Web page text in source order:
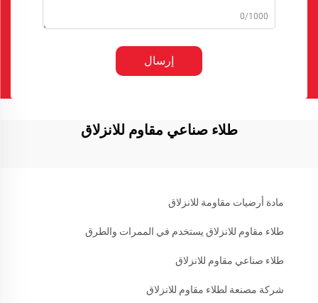
0/1000
إرسال
طلاء صناعي مقاوم للانزلاق
مادة أرضيات مقاومة للانزلاق
طلاء مقاوم للانزلاق يستخدم في الممرات والطرق
طلاء صناعي مقاوم للانزلاق
شركة مصنعة لطلاء مقاوم للانزلاق